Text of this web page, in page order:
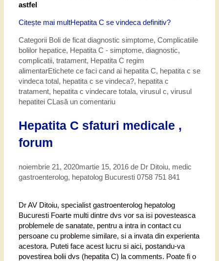
astfel
Citește mai multHepatita C se vindeca definitiv?
Categorii Boli de ficat diagnostic simptome, Complicatiile
bolilor hepatice, Hepatita C - simptome, diagnostic,
complicatii, tratament, Hepatita C regim
alimentarEtichete ce faci cand ai hepatita C, hepatita c se
vindeca total, hepatita c se vindeca?, hepatita c
tratament, hepatita c vindecare totala, virusul c, virusul
hepatitei CLasă un comentariu
Hepatita C sfaturi medicale ,
forum
noiembrie 21, 2020martie 15, 2016 de Dr Ditoiu, medic
gastroenterolog, hepatolog Bucuresti 0758 751 841
Dr AV Ditoiu, specialist gastroenterolog hepatolog
Bucuresti Foarte multi dintre dvs vor sa isi povesteasca
problemele de sanatate, pentru a intra in contact cu
persoane cu probleme similare, si a invata din experienta
acestora. Puteti face acest lucru si aici, postandu-va
povestirea bolii dvs (hepatita C) la comments. Poate fi o